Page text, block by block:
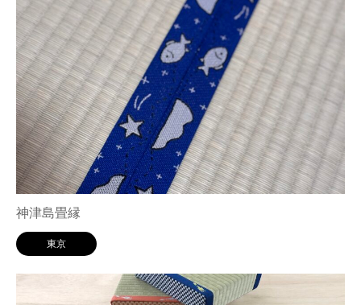
神津島畳縁
東京